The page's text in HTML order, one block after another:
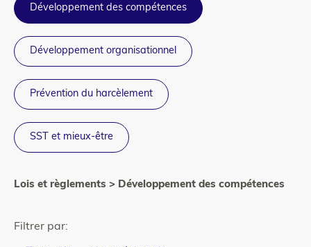
Développement des compétences
Développement organisationnel
Prévention du harcèlement
SST et mieux-être
Lois et règlements > Développement des compétences
Filtrer par: